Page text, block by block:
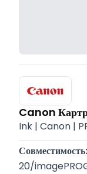
Canon
Ink | Canon |
Совместимость:
20/